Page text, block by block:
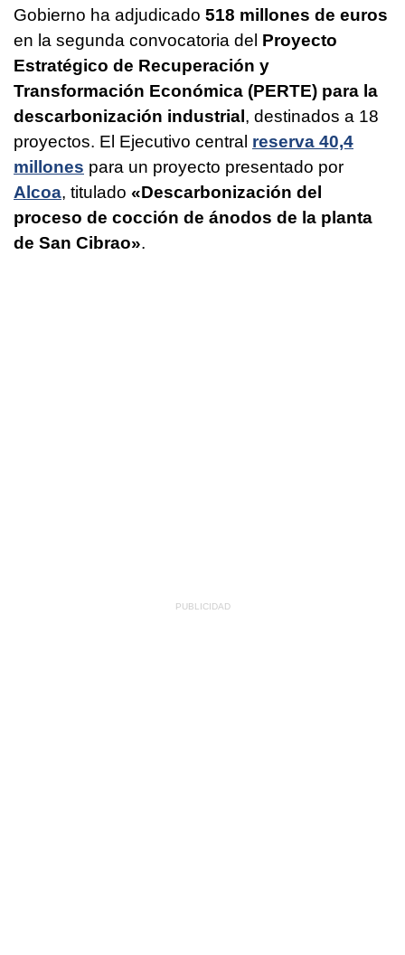
Gobierno ha adjudicado 518 millones de euros
en la segunda convocatoria del Proyecto
Estratégico de Recuperación y
Transformación Económica (PERTE) para la
descarbonización industrial, destinados a 18
proyectos. El Ejecutivo central reserva 40,4
millones para un proyecto presentado por
Alcoa, titulado «Descarbonización del
proceso de cocción de ánodos de la planta
de San Cibrao».